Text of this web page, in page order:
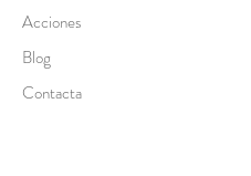
Acciones
Blog
Contacta